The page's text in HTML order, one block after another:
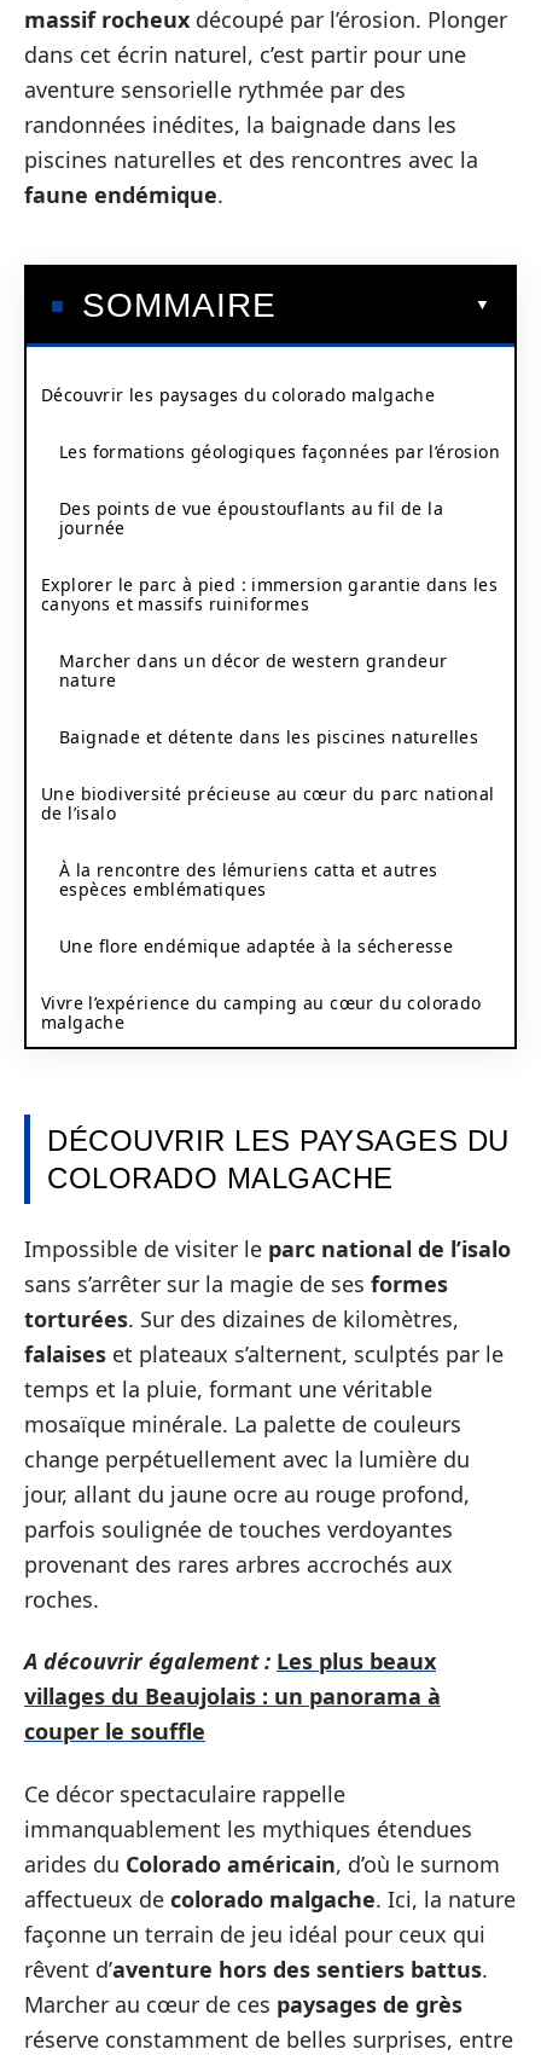
massif rocheux découpé par l’érosion. Plonger
dans cet écrin naturel, c’est partir pour une
aventure sensorielle rythmée par des
randonnées inédites, la baignade dans les
piscines naturelles et des rencontres avec la
faune endémique.
SOMMAIRE
Découvrir les paysages du colorado malgache
Les formations géologiques façonnées par l’érosion
Des points de vue époustouflants au fil de la
journée
Explorer le parc à pied : immersion garantie dans les
canyons et massifs ruiniformes
Marcher dans un décor de western grandeur
nature
Baignade et détente dans les piscines naturelles
Une biodiversité précieuse au cœur du parc national
de l’isalo
À la rencontre des lémuriens catta et autres
espèces emblématiques
Une flore endémique adaptée à la sécheresse
Vivre l’expérience du camping au cœur du colorado
malgache
DÉCOUVRIR LES PAYSAGES DU
COLORADO MALGACHE
Impossible de visiter le parc national de l’isalo
sans s’arrêter sur la magie de ses formes
torturées. Sur des dizaines de kilomètres,
falaises et plateaux s’alternent, sculptés par le
temps et la pluie, formant une véritable
mosaïque minérale. La palette de couleurs
change perpétuellement avec la lumière du
jour, allant du jaune ocre au rouge profond,
parfois soulignée de touches verdoyantes
provenant des rares arbres accrochés aux
roches.
A découvrir également : Les plus beaux
villages du Beaujolais : un panorama à
couper le souffle
Ce décor spectaculaire rappelle
immanquablement les mythiques étendues
arides du Colorado américain, d’où le surnom
affectueux de colorado malgache. Ici, la nature
façonne un terrain de jeu idéal pour ceux qui
rêvent d’aventure hors des sentiers battus.
Marcher au cœur de ces paysages de grès
réserve constamment de belles surprises, entre